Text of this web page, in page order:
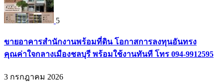
5
ขายอาคารสำนักงานพร้อมที่ดิน โอกาสการลงทุนอันทรง
คุณค่าใจกลางเมืองชลบุรี พร้อมใช้งานทันที โทร 094-9912595
3 กรกฎาคม 2026